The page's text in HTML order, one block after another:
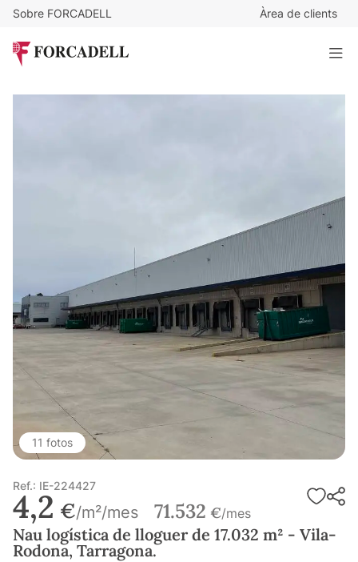
Sobre FORCADELL Àrea de clients
Nau logística de lloguer de 17.032 m² - Vila-Rodona,
Tarragona.
11 fotos
Ref.: IE-224427
4,2 €/m²/mes 71.532 €/mes
Nau logística de lloguer de 17.032 m² - Vila-
Rodona, Tarragona.